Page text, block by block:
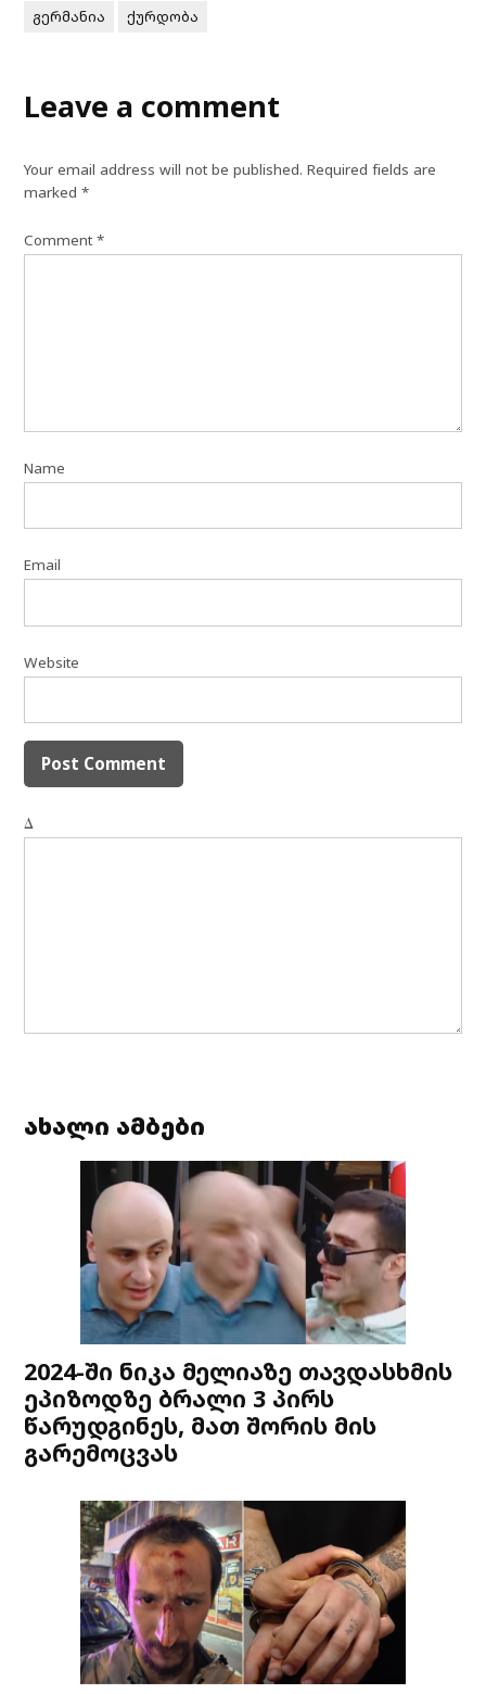
გერმანია ქურდობა
Leave a comment
Your email address will not be published. Required fields are
marked*
Comment*
Name
Email
Website
Δ
ახალი ამბები
2024-ში ნიკა მელიაზე თავდასხმის
ეპიზოდზე ბრალი 3 პირს
წარუდგინეს, მათ შორის მის
გარემოცვას